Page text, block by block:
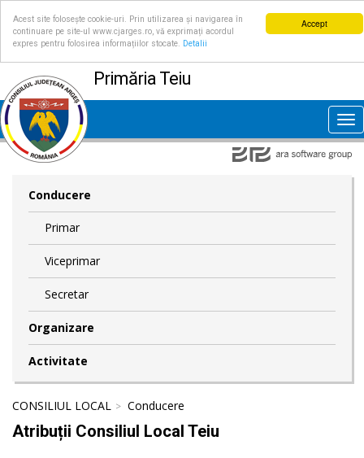
Accept
Acest site folosește cookie-uri. Prin utilizarea și navigarea în
continuare pe site-ul www.cjarges.ro, vă exprimați acordul
expres pentru folosirea informațiilor stocate.
Detalii
Primăria Teiu
Conducere
Primar
Viceprimar
Secretar
Organizare
Activitate
CONSILIUL LOCAL Conducere
Atribuții Consiliul Local Teiu